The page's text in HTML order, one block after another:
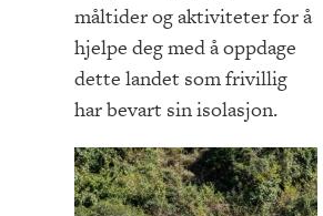
måltider og aktiviteter for å
hjelpe deg med å oppdage
dette landet som frivillig
har bevart sin isolasjon.